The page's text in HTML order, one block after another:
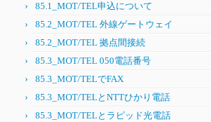
85.1_MOT/TEL申込について
85.2_MOT/TEL 外線ゲートウェイ
85.2_MOT/TEL 拠点間接続
85.3_MOT/TEL 050電話番号
85.3_MOT/TELでFAX
85.3_MOT/TELとNTTひかり電話
85.3_MOT/TELとラピッド光電話